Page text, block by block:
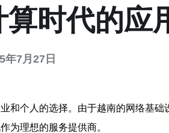
时代的应
年7月27日
和个人的选择。由于越南的网络基
为理想的服务提供商。